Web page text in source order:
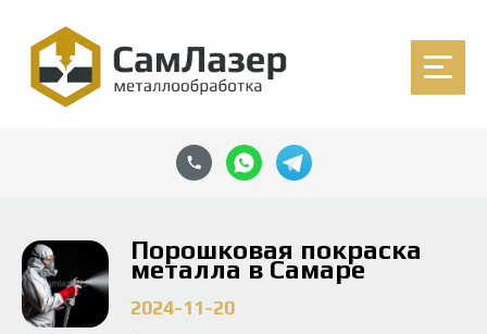
Порошковая покраска
металла в Самаре
2024-11-20